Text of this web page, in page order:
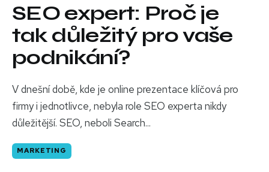
SEO expert: Proč je
tak důležitý pro vaše
podnikání?
V dnešní době, kde je online prezentace klíčová pro
firmy i jednotlivce, nebyla role SEO experta nikdy
důležitější. SEO, neboli Search...
MARKETING